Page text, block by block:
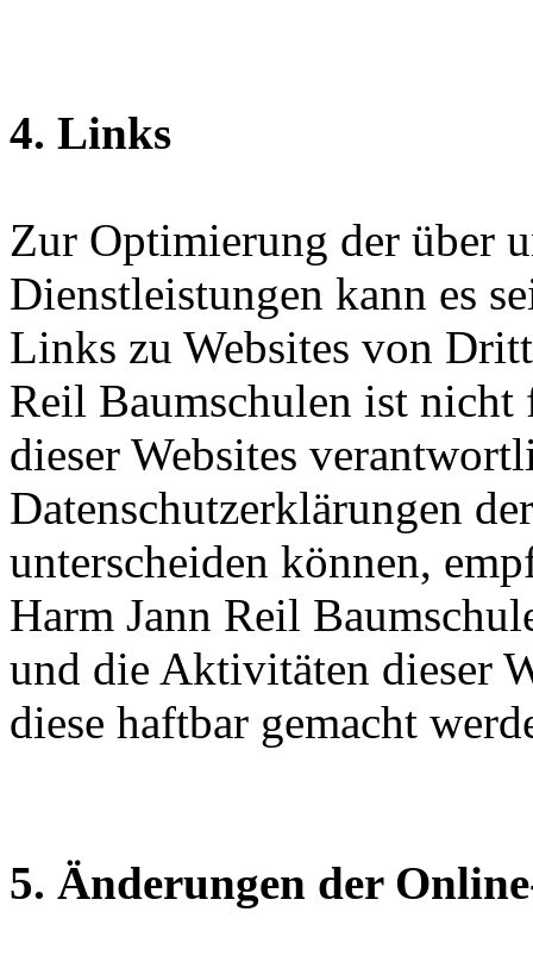
4. Links
Zur Optimierung der über
Dienstleistungen kann es
Links zu Websites von
Reil Baumschulen ist
dieser Websites
Datenschutzerklärungen
unterscheiden können,
Harm Jann Reil
und die Aktivitäten dieser
diese haftbar gemacht
5. Änderungen der